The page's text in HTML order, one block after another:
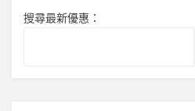
搜尋最新優惠：